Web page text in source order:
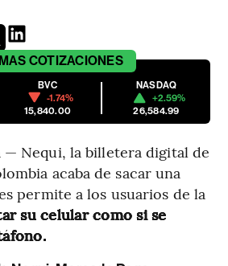
COTIZACIONES
BVC
-1.74%
15,840.00
NASDAQ
+2.59%
26,584.99
— Nequi, la billetera digital de
acaba de sacar una
permite a los usuarios de la
su celular como si se